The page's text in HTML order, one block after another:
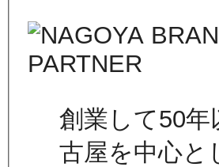
創業して50年
古屋を中心と